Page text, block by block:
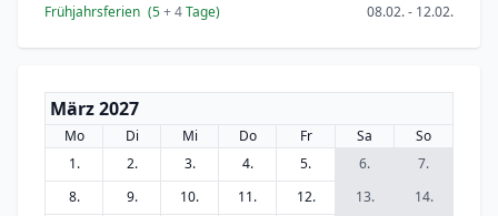
Frühjahrsferien (5+ 4Tage) 08.02. - 12.02.
März 2027
Mo Di Mi Do Fr Sa
So
1.
2. 3. 4. 5. 6.
7.
8.
9. 10. 11. 12. 13.
14.